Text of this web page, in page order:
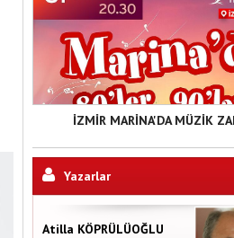
İZMİR MARİNA'DA MÜZİK
Yazarlar
Atilla KÖPRÜLÜOĞLU